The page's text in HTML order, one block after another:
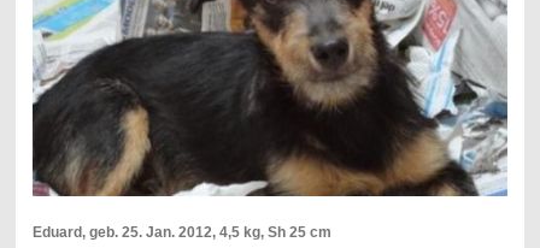
Eduard, geb. 25. Jan. 2012, 4,5 kg, Sh 25 cm